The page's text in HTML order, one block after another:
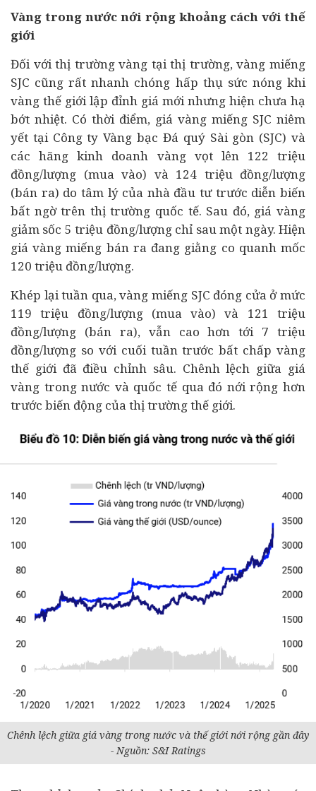
Vàng trong nước nới rộng khoảng cách với thế
giới
Đối với thị trường vàng tại thị trường, vàng miếng
SJC cũng rất nhanh chóng hấp thụ sức nóng khi
vàng thế giới lập đỉnh giá mới nhưng hiện chưa hạ
bớt nhiệt. Có thời điểm, giá vàng miếng SJC niêm
yết tại Công ty Vàng bạc Đá quý Sài gòn (SJC) và
các hãng kinh doanh vàng vọt lên 122 triệu
đồng/lượng (mua vào) và 124 triệu đồng/lượng
(bán ra) do tâm lý của nhà đầu tư trước diễn biến
bất ngờ trên thị trường quốc tế. Sau đó, giá vàng
giảm sốc 5 triệu đồng/lượng chỉ sau một ngày. Hiện
giá vàng miếng bán ra đang giằng co quanh mốc
120 triệu đồng/lượng.
Khép lại tuần qua, vàng miếng SJC đóng cửa ở mức
119 triệu đồng/lượng (mua vào) và 121 triệu
đồng/lượng (bán ra), vẫn cao hơn tới 7 triệu
đồng/lượng so với cuối tuần trước bất chấp vàng
thế giới đã điều chỉnh sâu. Chênh lệch giữa giá
vàng trong nước và quốc tế qua đó nới rộng hơn
trước biến động của thị trường thế giới.
Chênh lệch giữa giá vàng trong nước và thế giới nới rộng gần đây
- Nguồn: S&I Ratings